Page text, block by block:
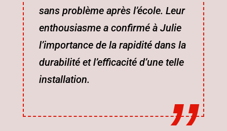
sans problème après l’école. Leur
enthousiasme a confirmé à Julie
l’importance de la rapidité dans la
durabilité et l’efficacité d’une telle
installation.